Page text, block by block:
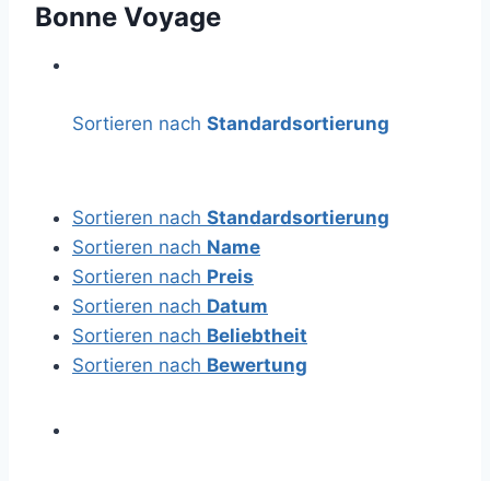
Bonne Voyage
Sortieren nach Standardsortierung
Sortieren nach Standardsortierung
Sortieren nach Name
Sortieren nach Preis
Sortieren nach Datum
Sortieren nach Beliebtheit
Sortieren nach Bewertung